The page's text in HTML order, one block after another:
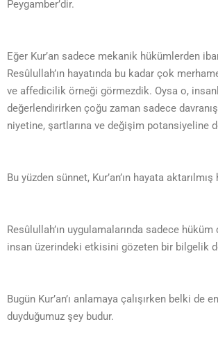
Peygamber’dir.
Eğer Kur’an sadece mekanik hükümlerden
Resûlullah’ın hayatında bu kadar çok
ve affedicilik örneği görmezdik. Oysa o,
değerlendirirken çoğu zaman sadece
niyetine, şartlarına ve değişim potansiyeline
Bu yüzden sünnet, Kur’an’ın hayata
Resûlullah’ın uygulamalarında sadece
insan üzerindeki etkisini gözeten bir bilgelik
Bugün Kur’an’ı anlamaya çalışırken belki de
duyduğumuz şey budur.